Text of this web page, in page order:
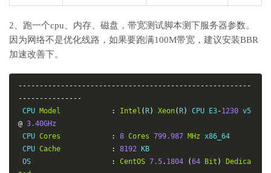
2、跑一个cpu、内存、磁盘，带宽测试脚本测下服务器参数。
因为网络不是优化线路，如果要跑满100M带宽，建议安装BBR
加速改善下。
-------------------------------------------------------
---------------
CPU Model : Intel (R) Xeon(R) CPU E3-1230
@ 3.40GHz
CPU Cores : 8 Cores 799.987 MHz x86_64
CPU Cache : 8192 KB
OS
: CentOS 7.5. 1804 (64 Bit )
Dedica